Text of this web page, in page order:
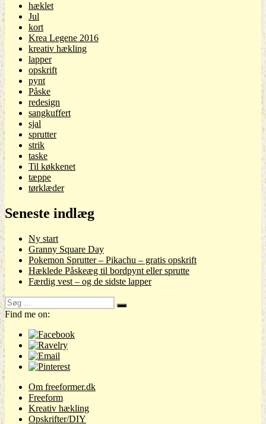
hæklet
Jul
kort
Krea Legene 2016
kreativ hækling
lapper
opskrift
pynt
Påske
redesign
sangkuffert
sjal
sprutter
strik
taske
Til køkkenet
tæppe
tørklæder
Seneste indlæg
Ny start
Granny Square Day
Pokemon Sprutter – Pikachu – gratis opskrift
Hæklede Påskeæg til bordpynt eller sprutte
Færdig vest – og de sidste lapper
Søg
efter:
Søg
Find me on:
Om freeformer.dk
Freeform
Kreativ hækling
Opskrifter/DIY